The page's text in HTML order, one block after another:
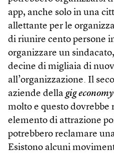
app, anche solo in una
allettante per le
di riunire cento persone
organizzare un
decine di migliaia di
all’organizzazione. Il
aziende della gig economy
molto e questo dovrebbe
elemento di attrazione
potrebbero reclamare
Esistono alcuni